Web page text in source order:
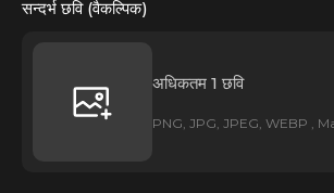
सन्दर्भ छवि (वैकल्पिक)
अधिकतम 1 छवि
PNG, JPG, JPEG, WEBP ,